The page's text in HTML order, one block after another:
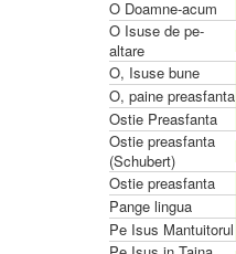
O Doamne-acum
O Isuse de pe-
altare
O, Isuse bune
O, paine preasfanta
Ostie Preasfanta
Ostie preasfanta
(Schubert)
Ostie preasfanta
Pange lingua
Pe Isus Mantuitorul